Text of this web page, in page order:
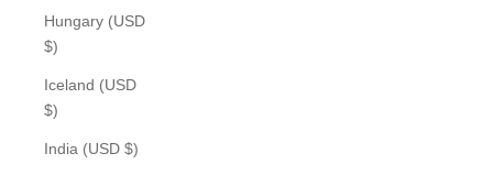
Hungary (USD
$)
Iceland (USD
$)
India (USD $)